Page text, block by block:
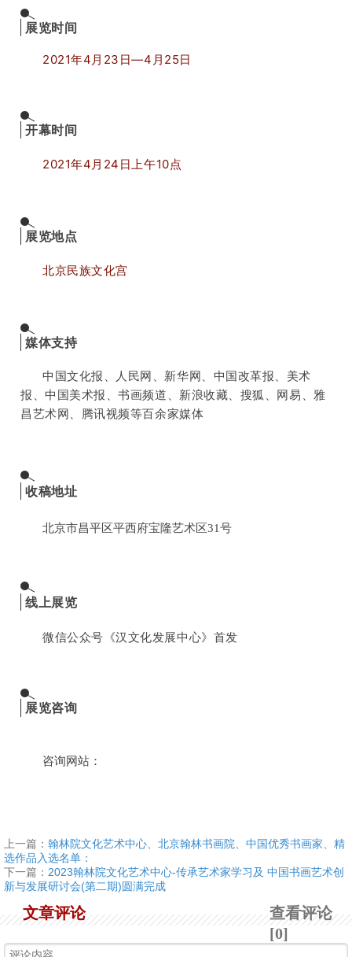
展览时间
2021年4月23日—4月25日
开幕时间
2021年4月24日上午10点
展览地点
北京民族文化宫
媒体支持
中国文化报、人民网、新华网、中国改革报、美术
报、中国美术报、书画频道、新浪收藏、搜狐、网易、雅
昌艺术网、腾讯视频等百余家媒体
收稿地址
北京市昌平区平西府宝隆艺术区31号
线上展览
微信公众号《汉文化发展中心》首发
展览咨询
咨询网站：
上一篇： 翰林院文化艺术中心、北京翰林书画院、中国优秀书画家、精
选作品入选名单：
下一篇： 2023翰林院文化艺术中心-传承艺术家学习及 中国书画艺术创
新与发展研讨会(第二期)圆满完成
查看评论
[0]
文章评论